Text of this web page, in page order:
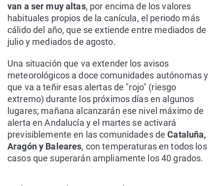
van a ser muy altas, por encima de los valores
habituales propios de la canícula, el periodo más
cálido del año, que se extiende entre mediados de
julio y mediados de agosto.
Una situación que va extender los avisos
meteorológicos a doce comunidades autónomas y
que va a teñir esas alertas de "rojo" (riesgo
extremo) durante los próximos días en algunos
lugares; mañana alcanzarán ese nivel máximo de
alerta en Andalucía y el martes se activará
previsiblemente en las comunidades deCataluña,
Aragón y Baleares, con temperaturas en todos los
casos que superarán ampliamente los 40 grados.